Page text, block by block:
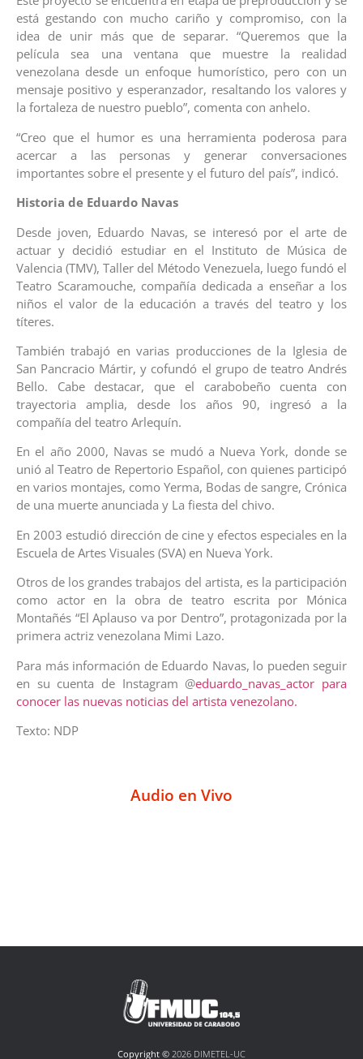
está gestando con mucho cariño y compromiso, con la
idea de unir más que de separar. “Queremos que la
película sea una ventana que muestre la realidad
venezolana desde un enfoque humorístico, pero con un
mensaje positivo y esperanzador, resaltando los valores y
la fortaleza de nuestro pueblo”, comenta con anhelo.
“Creo que el humor es una herramienta poderosa para
acercar a las personas y generar conversaciones
importantes sobre el presente y el futuro del país”, indicó.
Historia de Eduardo Navas
Desde joven, Eduardo Navas, se interesó por el arte de
actuar y decidió estudiar en el Instituto de Música de
Valencia (TMV), Taller del Método Venezuela, luego fundó el
Teatro Scaramouche, compañía dedicada a enseñar a los
niños el valor de la educación a través del teatro y los
títeres.
También trabajó en varias producciones de la Iglesia de
San Pancracio Mártir, y cofundó el grupo de teatro Andrés
Bello. Cabe destacar, que el carabobeño cuenta con
trayectoria amplia, desde los años 90, ingresó a la
compañía del teatro Arlequín.
En el año 2000, Navas se mudó a Nueva York, donde se
unió al Teatro de Repertorio Español, con quienes participó
en varios montajes, como Yerma, Bodas de sangre, Crónica
de una muerte anunciada y La fiesta del chivo.
En 2003 estudió dirección de cine y efectos especiales en la
Escuela de Artes Visuales (SVA) en Nueva York.
Otros de los grandes trabajos del artista, es la participación
como actor en la obra de teatro escrita por Mónica
Montañés “El Aplauso va por Dentro”, protagonizada por la
primera actriz venezolana Mimi Lazo.
Para más información de Eduardo Navas, lo pueden seguir
en su cuenta de Instagram @eduardo_navas_actor para
conocer las nuevas noticias del artista venezolano.
Texto: NDP
Audio en Vivo
Copyright © 2026 DIMETEL-UC